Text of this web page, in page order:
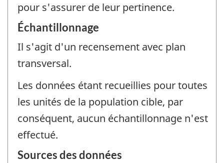
pour s'assurer de leur pertinence.
Échantillonnage
Il s'agit d'un recensement avec plan
transversal.
Les données étant recueillies pour toutes
les unités de la population cible, par
conséquent, aucun échantillonnage n'est
effectué.
Sources des données